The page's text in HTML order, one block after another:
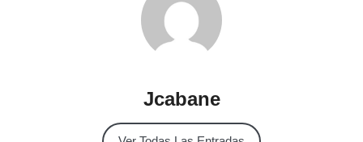
Jcabane